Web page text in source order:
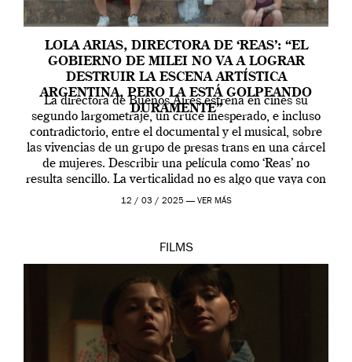
LOLA ARIAS, DIRECTORA DE ‘REAS’: “EL
GOBIERNO DE MILEI NO VA A LOGRAR
DESTRUIR LA ESCENA ARTÍSTICA
ARGENTINA, PERO LA ESTÁ GOLPEANDO
DURAMENTE”
La directora de Buenos Aires estrena en cines su
segundo largometraje, un cruce inesperado, e incluso
contradictorio, entre el documental y el musical, sobre
las vivencias de un grupo de presas trans en una cárcel
de mujeres. Describir una película como ‘Reas’ no
resulta sencillo. La verticalidad no es algo que vaya con
la artista, […]
12 / 03 / 2025 — VER MÁS
FILMS